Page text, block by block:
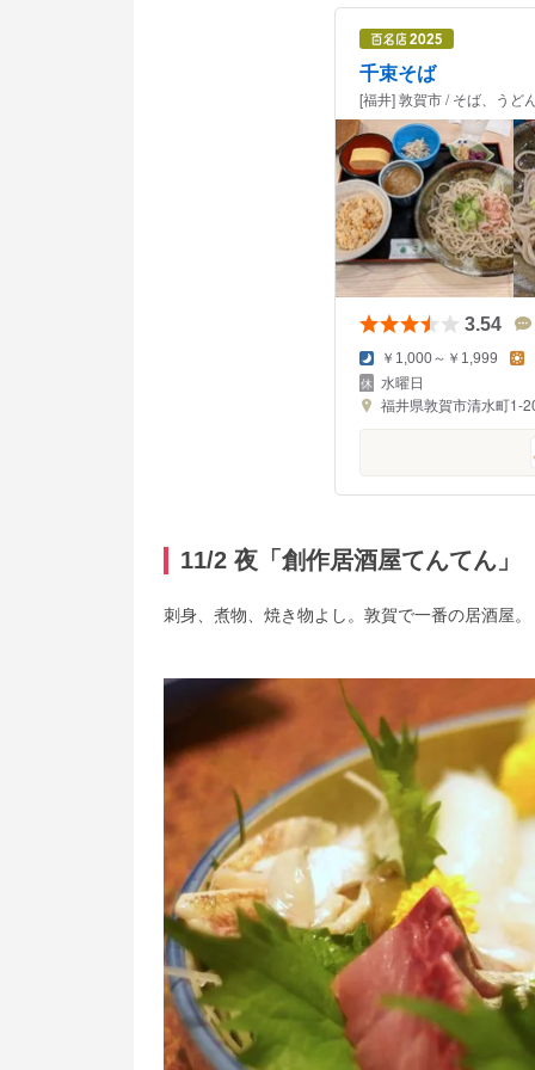
千束そば
[福井] 敦賀市 / そば、うど
3.54
￥1,000～￥1,999
水曜日
福井県敦賀市清水町1-
11/2 夜「創作居酒屋てんてん」
刺身、煮物、焼き物よし。敦賀で一番の居酒屋。